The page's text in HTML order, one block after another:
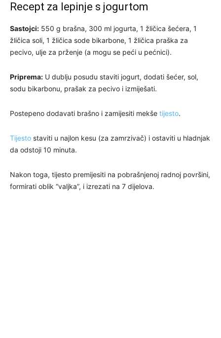
Recept za lepinje s jogurtom
Sastojci: 550 g brašna, 300 ml jogurta, 1 žličica šećera, 1
žličica soli, 1 žličica sode bikarbone, 1 žličica praška za
pecivo, ulje za prženje (a mogu se peći u pećnici).
Priprema: U dublju posudu staviti jogurt, dodati šećer, sol,
sodu bikarbonu, prašak za pecivo i izmiješati.
Postepeno dodavati brašno i zamijesiti mekše tijesto.
Tijesto staviti u najlon kesu (za zamrzivač) i ostaviti u hladnjak
da odstoji 10 minuta.
Nakon toga, tijesto premijesiti na pobrašnjenoj radnoj površini,
formirati oblik “valjka”, i izrezati na 7 dijelova.